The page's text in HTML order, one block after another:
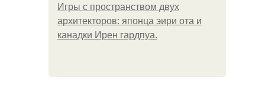
Игры с пространством двух
архитекторов: японца эири ота и
канадки Ирен гардпуа.